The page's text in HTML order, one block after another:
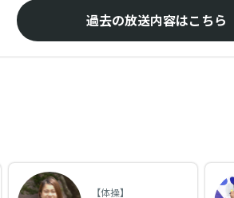
過去の放送内容はこちら
【体操】